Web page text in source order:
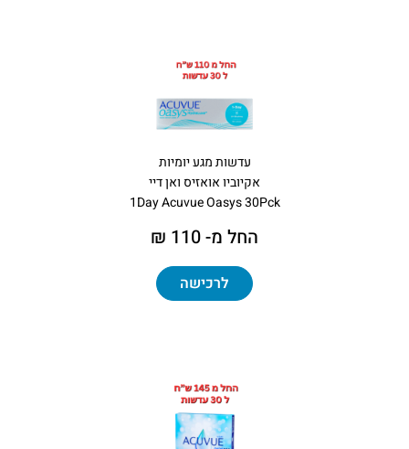
עדשות מגע יומיות
אקיוביו אואזיס ואן דיי
1Day Acuvue Oasys 30Pck
החל מ- 110 ₪
לרכישה